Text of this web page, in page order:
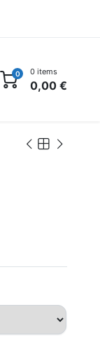
0 0 items
0,00€